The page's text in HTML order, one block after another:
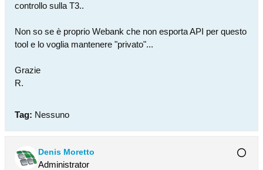
controllo sulla T3..
Non so se è proprio Webank che non esporta API per questo
tool e lo voglia mantenere "privato"...
Grazie
R.
Tag: Nessuno
Denis Moretto
Administrator